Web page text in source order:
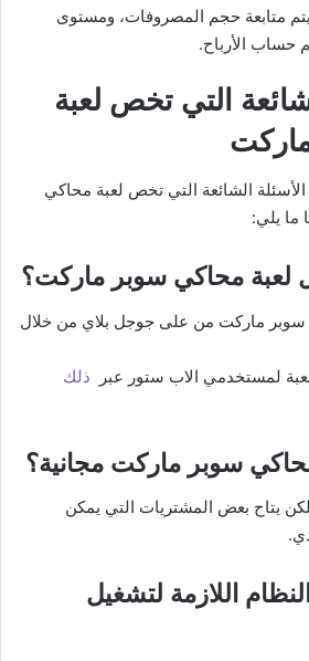
متابعة حجم المصروفات، ومستوى
حساب الأرباح.
التي تخص لعبة
الشائعة التي تخص لعبة محاكي
ما يلي:
لعبة محاكي سوبر ماركت؟
سوبر ماركت من على جوجل بلاي من خلال
لمستخدمي الاب ستور عبر ذلك
سوبر ماركت مجانية؟
لكن يتاح بعض المشتريات التي يمكن
اللازمة لتشغيل